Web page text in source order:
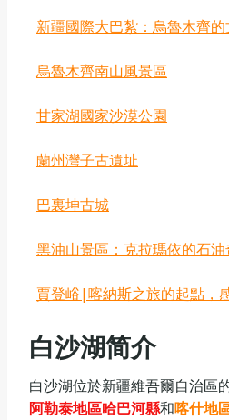
新疆國際大巴紮：烏魯木齊
烏魯木齊南山風景區
‌甘家湖國家沙漠公園
‌蘭州灣子古遺址
巴裏坤古城
黑油山景區：克拉瑪依的石
賈登峪|喀納斯之旅的起點，
白沙湖简介
白沙湖‌位於新疆維吾爾自治區
阿勒泰地區哈巴河縣和喀什地